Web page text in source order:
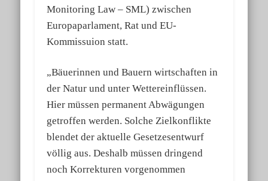
Monitoring Law – SML) zwischen
Europaparlament, Rat und EU-
Kommissuion statt.
„Bäuerinnen und Bauern wirtschaften in
der Natur und unter Wettereinflüssen.
Hier müssen permanent Abwägungen
getroffen werden. Solche Zielkonflikte
blendet der aktuelle Gesetzesentwurf
völlig aus. Deshalb müssen dringend
noch Korrekturen vorgenommen